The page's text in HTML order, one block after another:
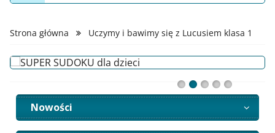
Strona główna Uczymy i bawimy się z Lucusiem klasa 1
Nowości